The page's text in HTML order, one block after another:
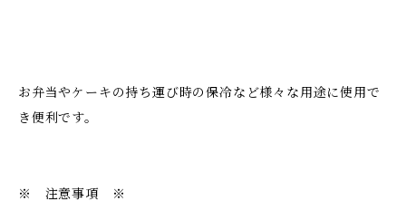
お弁当やケーキの持ち運び時の保冷など様々な用途に使用で
き便利です。
※ 注意事項 ※